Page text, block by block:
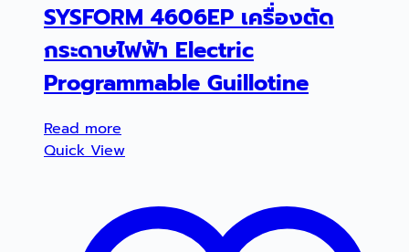
SYSFORM 4606EP เครื่องตัด
กระดาษไฟฟ้า Electric
Programmable Guillotine
Read more
Quick View